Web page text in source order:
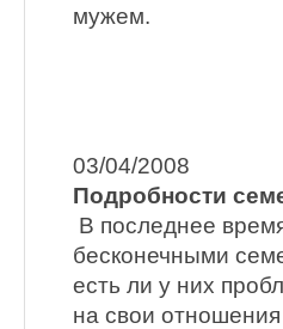
мужем.
03/04/2008
Подробности
В последнее
бесконечными
есть ли у них
на свои